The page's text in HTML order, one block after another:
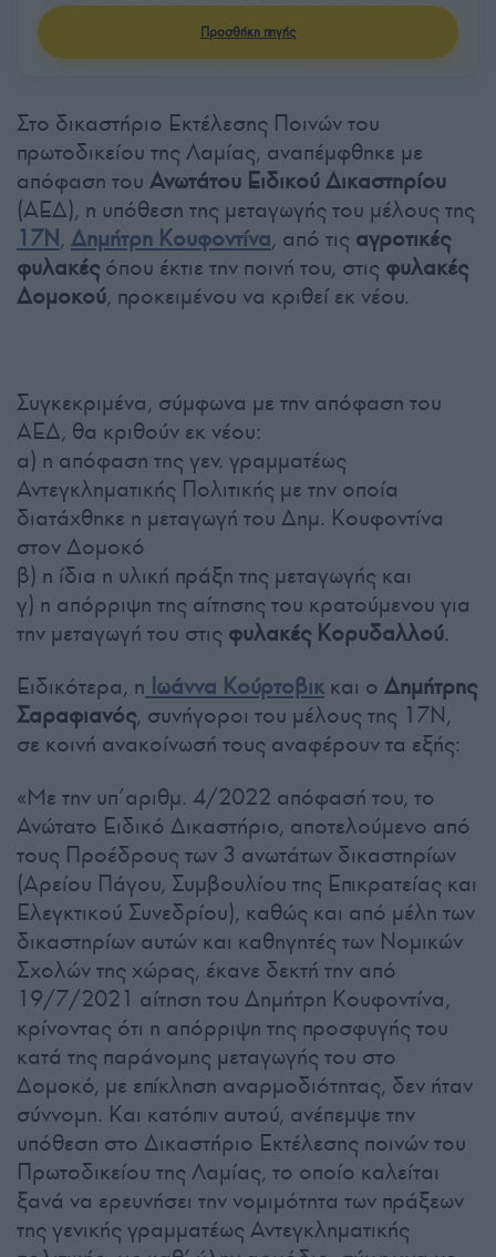
Προσθήκη πηγής
Στο δικαστήριο Εκτέλεσης Ποινών του
πρωτοδικείου της Λαμίας, αναπέμφθηκε με
απόφαση του Ανωτάτου Ειδικού Δικαστηρίου
(ΑΕΔ), η υπόθεση της μεταγωγής του μέλους της
17Ν, Δημήτρη Κουφοντίνα, από τις αγροτικές
φυλακέςόπου έκτιε την ποινή του, στις φυλακές
Δομοκού, προκειμένου να κριθεί εκ νέου.
Συγκεκριμένα, σύμφωνα με την απόφαση του
ΑΕΔ, θα κριθούν εκ νέου:
α) η απόφαση της γεν. γραμματέως
Αντεγκληματικής Πολιτικής με την οποία
διατάχθηκε η μεταγωγή του Δημ. Κουφοντίνα
στον Δομοκό
β) η ίδια η υλική πράξη της μεταγωγής και
γ) η απόρριψη της αίτησης του κρατούμενου για
την μεταγωγή του στις φυλακές Κορυδαλλού.
Ειδικότερα, η Ιωάννα Κούρτοβικκαι ο Δημήτρης
Σαραφιανός, συνήγοροι του μέλους της 17Ν,
σε κοινή ανακοίνωσή τους αναφέρουν τα εξής:
«Με την υπ’αριθμ. 4/2022 απόφασή του, το
Ανώτατο Ειδικό Δικαστήριο, αποτελούμενο από
τους Προέδρους των 3 ανωτάτων δικαστηρίων
(Αρείου Πάγου, Συμβουλίου της Επικρατείας και
Ελεγκτικού Συνεδρίου), καθώς και από μέλη των
δικαστηρίων αυτών και καθηγητές των Νομικών
Σχολών της χώρας, έκανε δεκτή την από
19/7/2021 αίτηση του Δημήτρη Κουφοντίνα,
κρίνοντας ότι η απόρριψη της προσφυγής του
κατά της παράνομης μεταγωγής του στο
Δομοκό, με επίκληση αναρμοδιότητας, δεν ήταν
σύννομη. Και κατόπιν αυτού, ανέπεμψε την
υπόθεση στο Δικαστήριο Εκτέλεσης ποινών του
Πρωτοδικείου της Λαμίας, το οποίο καλείται
ξανά να ερευνήσει την νομιμότητα των πράξεων
της γενικής γραμματέως Αντεγκληματικής